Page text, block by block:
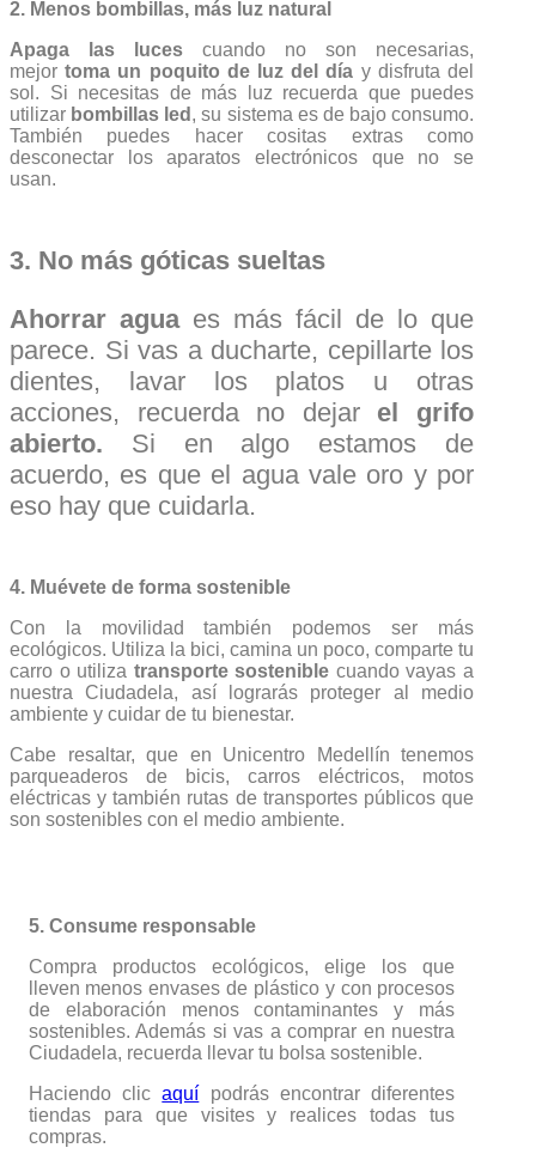
2. Menos bombillas, más luz natural
Apaga las luces cuando no son necesarias,
mejortoma un poquito de luz del día y disfruta del
sol. Si necesitas de más luz recuerda que puedes
utilizar bombillas led , su sistema es de bajo consumo.
También puedes hacer cositas extras como
desconectar los aparatos electrónicos que no se
usan.
3. No más góticas sueltas
Ahorrar aguaes más fácil de lo que
parece. Si vas a ducharte, cepillarte los
dientes, lavar los platos u otras
acciones, recuerda no dejar el grifo
abierto. Si en algo estamos de
acuerdo, es que el agua vale oro y por
eso hay que cuidarla.
4. Muévete de forma sostenible
Con la movilidad también podemos ser más
ecológicos. Utiliza la bici, camina un poco, comparte tu
carro o utiliza transporte sostenible cuando vayas a
nuestra Ciudadela, así lograrás proteger al medio
ambiente y cuidar de tu bienestar.
Cabe resaltar, que en Unicentro Medellín tenemos
parqueaderos de bicis, carros eléctricos, motos
eléctricas y también rutas de transportes públicos que
son sostenibles con el medio ambiente.
5. Consume responsable
Compra productos ecológicos, elige los que
lleven menos envases de plástico y con procesos
de elaboración menos contaminantes y más
sostenibles. Además si vas a comprar en nuestra
Ciudadela, recuerda llevar tu bolsa sostenible.
Haciendo clicaquí podrás encontrar diferentes
tiendas para que visites y realices todas tus
compras.